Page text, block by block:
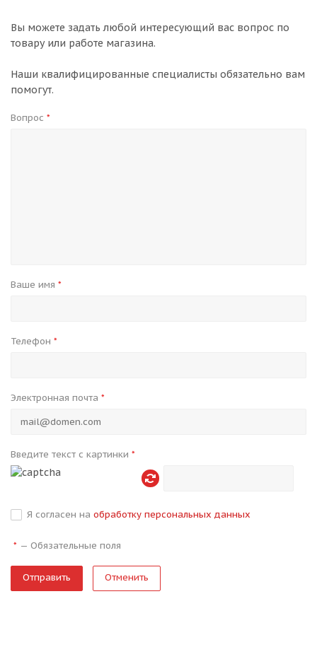
Вы можете задать любой интересующий вас вопрос по
товару или работе магазина.
Наши квалифицированные специалисты обязательно вам
помогут.
Вопрос *
Ваше имя *
Телефон *
Электронная почта *
Введите текст с картинки *
Я согласен на обработку персональных данных
* — Обязательные поля
Отменить